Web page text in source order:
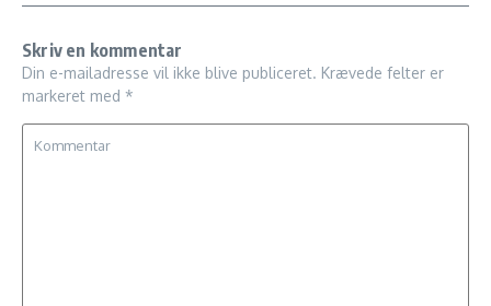
Skriv en kommentar
Din e-mailadresse vil ikke blive publiceret. Krævede felter er
markeret med *